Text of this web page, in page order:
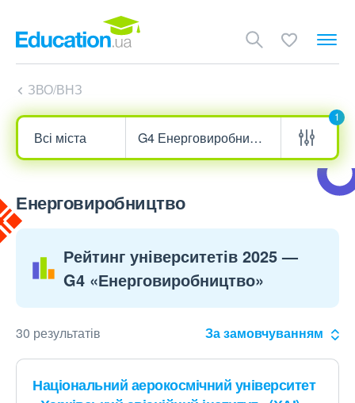
ЗВО/ВНЗ
1
Енерговиробництво
Рейтинг університетів 2025 —
G4 «Енерговиробництво»
30 результатів За замовчуванням
Національний аерокосмічний університет